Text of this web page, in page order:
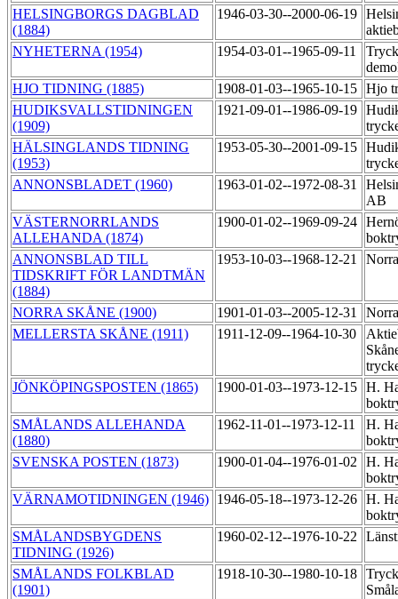
HELSINGBORGS DAGBLAD
(1884)
1946-03-30--2000-06-19
NYHETERNA (1954)
1954-03-01--1965-09-11
HJO TIDNING (1885)
1908-01-03--1965-10-15 Hjo
HUDIKSVALLSTIDNINGEN
(1909)
1921-09-01--1986-09-19
HÄLSINGLANDS TIDNING
(1953)
1953-05-30--2001-09-15
ANNONSBLADET (1960)
1963-01-02--1972-08-31
AB
VÄSTERNORRLANDS
ALLEHANDA (1874)
1900-01-02--1969-09-24
ANNONSBLAD TILL
TIDSKRIFT FÖR LANDTMÄN
(1884)
1953-10-03--1968-12-21
NORRA SKÅNE (1900) 1901-01-03--2005-12-31
MELLERSTA SKÅNE (1911)
1911-12-09--1964-10-30
JÖNKÖPINGSPOSTEN (1865)
1900-01-03--1973-12-15 H.
SMÅLANDS ALLEHANDA
(1880)
1962-11-01--1973-12-11
H.
SVENSKA POSTEN (1873)
1900-01-04--1976-01-02
H.
VÄRNAMOTIDNINGEN (1946) 1946-05-18--1973-12-26 H.
SMÅLANDSBYGDENS
TIDNING (1926)
1960-02-12--1976-10-22
SMÅLANDS FOLKBLAD
(1901)
1918-10-30--1980-10-18